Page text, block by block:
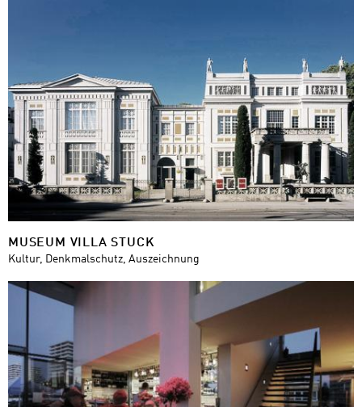
MUSEUM VILLA STUCK
Kultur, Denkmalschutz, Auszeichnung